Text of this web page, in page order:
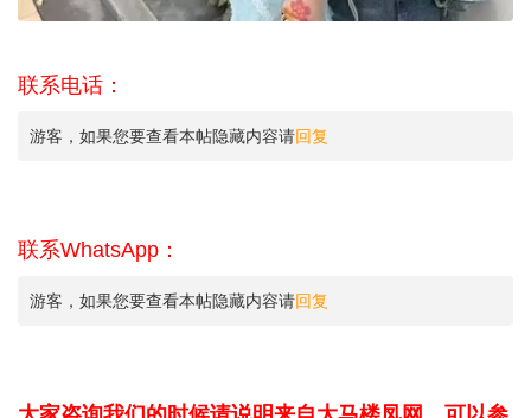
联系电话：
游客，如果您要查看本帖隐藏内容请回复
联系WhatsApp：
游客，如果您要查看本帖隐藏内容请回复